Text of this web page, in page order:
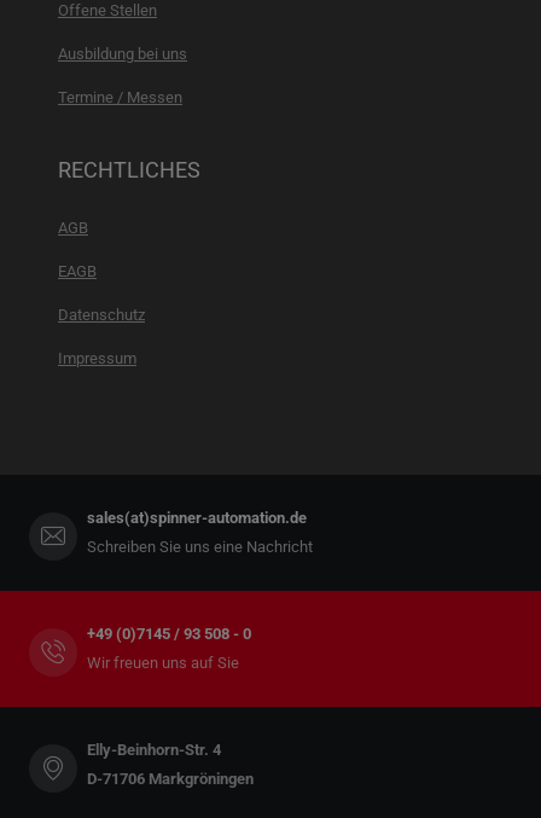
Offene Stellen
Ausbildung bei uns
Termine / Messen
RECHTLICHES
AGB
EAGB
Datenschutz
Impressum
sales(at)spinner-automation.de
Schreiben Sie uns eine Nachricht
+49 (0)7145 / 93 508 - 0
Wir freuen uns auf Sie
Elly-Beinhorn-Str. 4
D-71706 Markgröningen